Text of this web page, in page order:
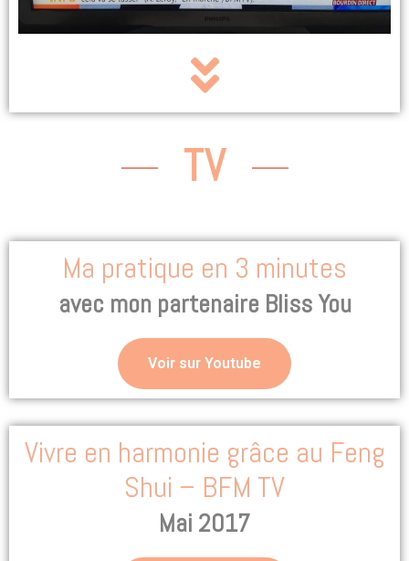
TV
Ma pratique en 3 minutes
avec mon partenaire Bliss You
Voir sur Youtube
Vivre en harmonie grâce au Feng
Shui – BFM TV
Mai 2017